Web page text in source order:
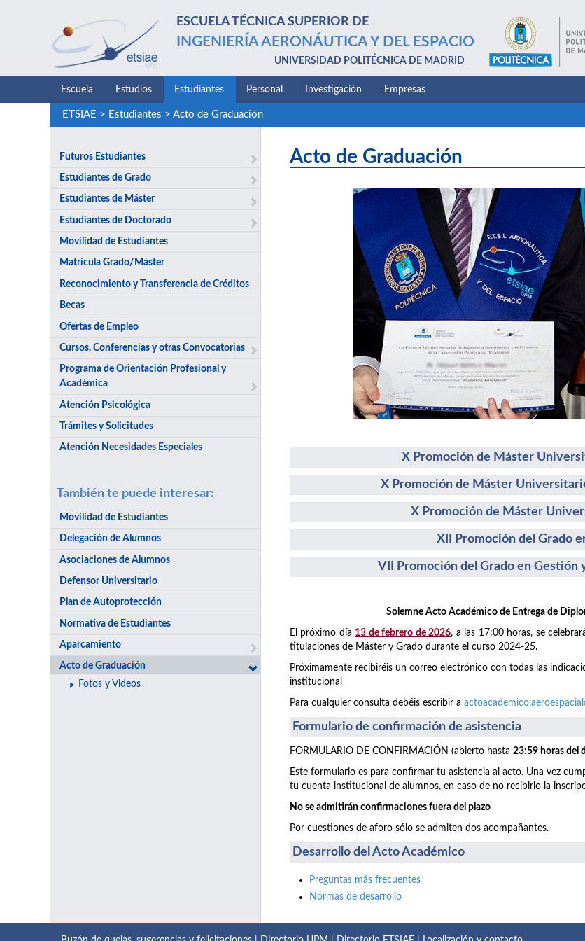
ESCUELA TÉCNICA SUPERIOR DE
INGENIERÍA AERONÁUTICA Y DEL ESPACIO
UNIVERSIDAD POLITÉCNICA DE MADRID
Escuela Estudios Estudiantes Personal Investigación Empresas
ETSIAE > Estudiantes > Acto de Graduación
Futuros Estudiantes
Estudiantes de Grado
Estudiantes de Máster
Estudiantes de Doctorado
Movilidad de Estudiantes
Matrícula Grado/Máster
Reconocimiento y Transferencia de Créditos
Becas
Ofertas de Empleo
Cursos, Conferencias y otras Convocatorias
Programa de Orientación Profesional y
Académica
Atención Psicológica
Trámites y Solicitudes
Atención Necesidades Especiales
También te puede interesar:
Movilidad de Estudiantes
Delegación de Alumnos
Asociaciones de Alumnos
Defensor Universitario
Plan de Autoprotección
Normativa de Estudiantes
Aparcamiento
Acto de Graduación
Fotos y Videos
Acto de Graduación
X Promoción de Máster
X Promoción de Máster
X Promoción de Máster
XII Promoción del Grado
VII Promoción del Grado en
Solemne Acto Académico de Entrega de Diplomas-
El próximo día 13 de febrero de 2026, a las 17:00 horas, se
titulaciones de Máster y Grado durante el curso 2024-25.
Próximamente recibiréis un correo electrónico con todas las
institucional
Para cualquier consulta debéis escribir a
Formulario de confirmación de asistencia
FORMULARIO DE CONFIRMACIÓN (abierto hasta 23:59 horas del
Este formulario es para confirmar tu asistencia al acto. Una vez
tu cuenta institucional de alumnos, en caso de no recibirlo la
No se admitirán confirmaciones fuera del plazo
Por cuestiones de aforo sólo se admiten dos acompañantes.
Desarrollo del Acto Académico
Preguntas más frecuentes
Normas de desarrollo